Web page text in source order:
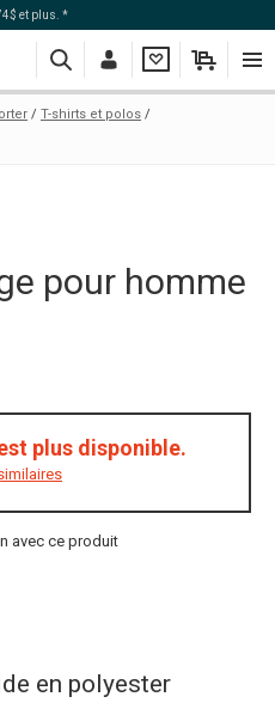
et plus. *
Recherche
Me Ma Mon
T-shirts et polos
pour homme
plus disponible.
avec ce produit
en polyester